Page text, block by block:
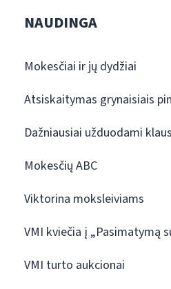
NAUDINGA
Mokesčiai ir jų dydžiai
Atsiskaitymas grynaisiais
Dažniausiai užduodami
Mokesčių ABC
Viktorina moksleiviams
VMI kviečia į „Pasimatymą
VMI turto aukcionai